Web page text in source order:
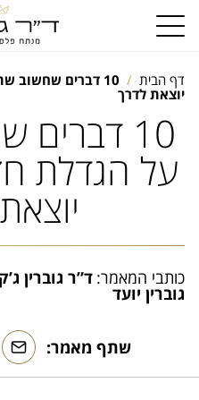
דף הבית
10 דברים שחשוב
יוצאת לדרך
10
על הגדלת
כותבי המאמר: ד”ר גוברין
גוברין יועד
שתף מאמר: